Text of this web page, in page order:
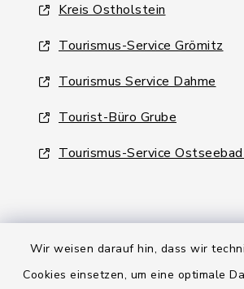
Wir weisen darauf hin, dass wir
Cookies einsetzen, um eine optimale
Kreis Ostholstein
Tourismus-Service Grömitz
Tourismus Service Dahme
Tourist-Büro Grube
Tourismus-Service
Kontakt